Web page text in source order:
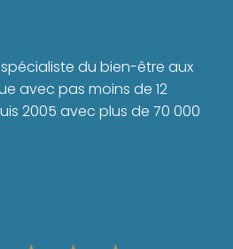
du bien-être aux
avec pas moins de 12
2005 avec plus de 70 000